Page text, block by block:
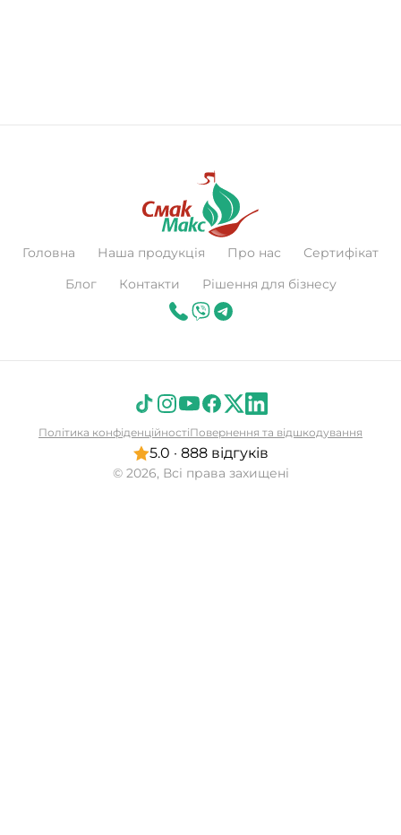
Головна Наша продукція Про нас
Сертифікат
Блог
Контакти Рішення для бізнесу
© 2026, Всі права захищені
5.0 · 888 відгуків
Політика конфіденційностіПовернення та відшкодування